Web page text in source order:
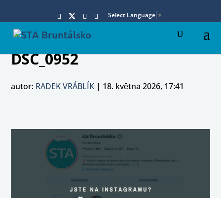
Select Language ▼
DSC_0952
autor: RADEK VRÁBLÍK | 18. května 2026, 17:41